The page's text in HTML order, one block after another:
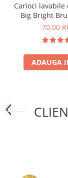
Carioci lavabile
Big Bright
70,00
ADAUGA